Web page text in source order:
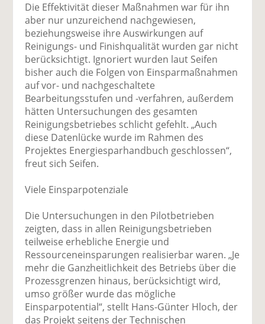
Die Effektivität dieser Maßnahmen war für ihn
aber nur unzureichend nachgewiesen,
beziehungsweise ihre Auswirkungen auf
Reinigungs- und Finishqualität wurden gar nicht
berücksichtigt. Ignoriert wurden laut Seifen
bisher auch die Folgen von Einsparmaßnahmen
auf vor- und nachgeschaltete
Bearbeitungsstufen und -verfahren, außerdem
hätten Untersuchungen des gesamten
Reinigungsbetriebes schlicht gefehlt. „Auch
diese Datenlücke wurde im Rahmen des
Projektes Energiesparhandbuch geschlossen“,
freut sich Seifen.
Viele Einsparpotenziale
Die Untersuchungen in den Pilotbetrieben
zeigten, dass in allen Reinigungsbetrieben
teilweise erhebliche Energie und
Ressourceneinsparungen realisierbar waren. „Je
mehr die Ganzheitlichkeit des Betriebs über die
Prozessgrenzen hinaus, berücksichtigt wird,
umso größer wurde das mögliche
Einsparpotential“, stellt Hans-Günter Hloch, der
das Projekt seitens der Technischen